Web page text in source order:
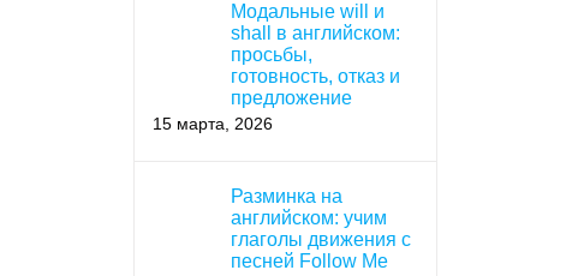
Модальные will и
shall в английском:
просьбы,
готовность, отказ и
предложение
15 марта, 2026
Разминка на
английском: учим
глаголы движения с
песней Follow Me